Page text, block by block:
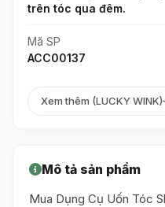
trên tóc qua đêm.
Mã SP
ACC00137
Xem thêm (LUCKY WINK)
Mô tả sản phẩm
Mua Dụng Cụ Uốn Tóc